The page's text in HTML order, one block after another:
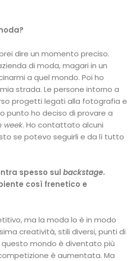
dire un momento preciso.
di moda, magari in un
a quel mondo. Poi ho
strada. Le persone intorno a
progetti legati alla fotografia e
punto ho deciso di provare a
week. Ho contattato alcuni
se potevo seguirli e da lì tutto
spesso sulbackstage.
così frenetico e
ma la moda lo è in modo
creatività, stili diversi, punti di
questo mondo è diventato più
è aumentata. Ma